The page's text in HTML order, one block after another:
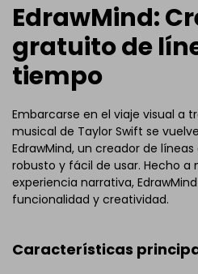
EdrawMind:
gratuito de
tiempo
Embarcarse en el viaje visual a
musical de Taylor Swift se
EdrawMind, un creador de
robusto y fácil de usar. Hecho a
experiencia narrativa,
funcionalidad y creatividad.
Características